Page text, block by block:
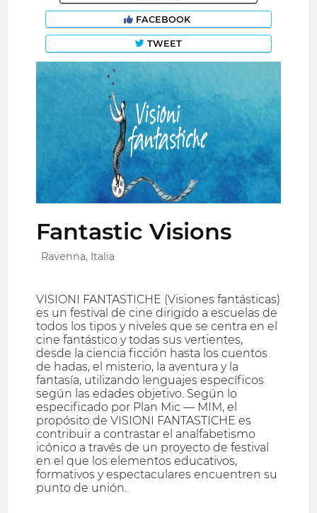
FACEBOOK
TWEET
Fantastic Visions
Ravenna, Italia
VISIONI FANTASTICHE (Visiones fantásticas)
es un festival de cine dirigido a escuelas de
todos los tipos y niveles que se centra en el
cine fantástico y todas sus vertientes,
desde la ciencia ficción hasta los cuentos
de hadas, el misterio, la aventura y la
fantasía, utilizando lenguajes específicos
según las edades objetivo. Según lo
especificado por Plan Mic — MIM, el
propósito de VISIONI FANTASTICHE es
contribuir a contrastar el analfabetismo
icónico a través de un proyecto de festival
en el que los elementos educativos,
formativos y espectaculares encuentren su
punto de unión.